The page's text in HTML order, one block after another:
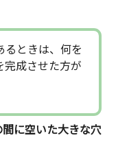
るときは、何を
完成させた方が
間に空いた大きな穴